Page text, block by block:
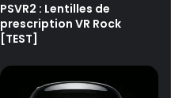
PSVR2 : Lentilles de
prescription VR Rock
[TEST]